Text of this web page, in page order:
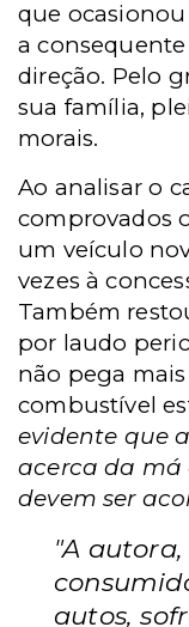
que
a
direção. Pelo
sua família,
morais.
Ao analisar o
comprovados
um veículo
vezes à
Também
por laudo
não pega
combustível
evidente que
acerca da
devem ser
"A
autos,